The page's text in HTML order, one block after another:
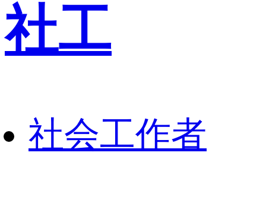
社工
社会工作者